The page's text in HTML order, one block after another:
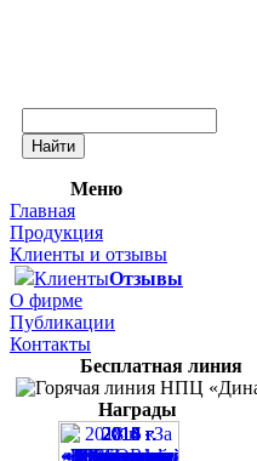
Меню
Главная
Продукция
Клиенты и отзывы
КлиентыОтзывы
О фирме
Публикации
Контакты
Бесплатная линия
Награды